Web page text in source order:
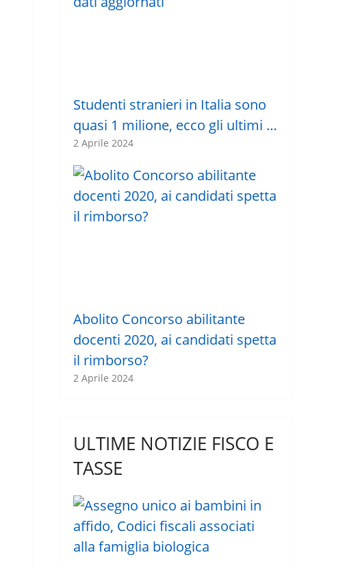
Studenti stranieri in Italia sono
quasi 1 milione, ecco gli ultimi …
2 Aprile 2024
Abolito Concorso abilitante
docenti 2020, ai candidati spetta
il rimborso?
2 Aprile 2024
ULTIME NOTIZIE FISCO E
TASSE